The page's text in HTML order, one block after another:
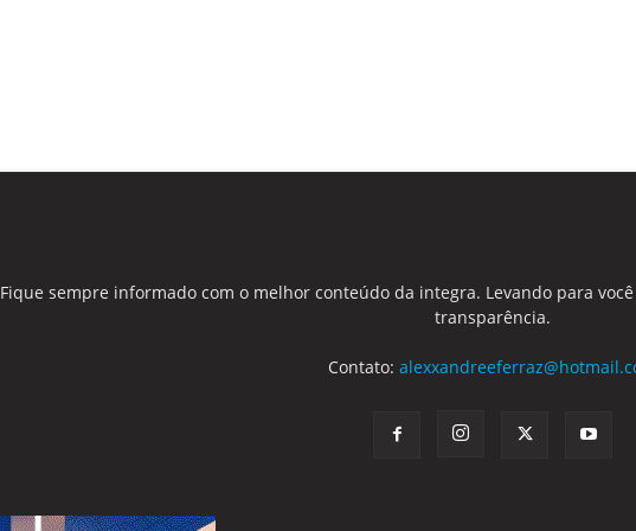
Fique sempre informado com o melhor conteúdo da integra. Levando para
transparência.
Contato: